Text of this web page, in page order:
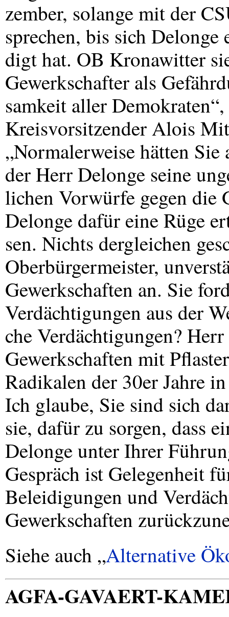
zember, solange mit der
sprechen, bis sich Delonge
digt hat. OB Kronawitter
Gewerkschafter als
samkeit aller
Kreisvorsitzender Alois
„Normalerweise hätten
der Herr Delonge seine
lichen Vorwürfe gegen die
Delonge dafür eine Rüge
sen. Nichts dergleichen
Oberbürgermeister,
Gewerkschaften an. Sie
Verdächtigungen aus der
che Verdächtigungen?
Gewerkschaften mit
Radikalen der 30er Jahre
Ich glaube, Sie sind sich
sie, dafür zu sorgen, dass
Delonge unter Ihrer
Gespräch ist Gelegenheit
Beleidigungen und
Gewerkschaften
Siehe auch „Alternative
AGFA-GAVAERT-